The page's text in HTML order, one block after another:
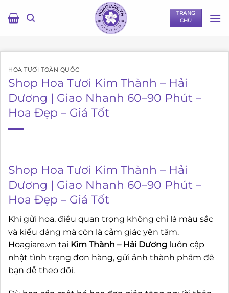
qua
TRANG
CHỦ
HOA TƯƠI TOÀN QUỐC
Shop Hoa Tươi Kim Thành – Hải
Dương | Giao Nhanh 60–90 Phút –
Hoa Đẹp – Giá Tốt
Shop Hoa Tươi Kim Thành – Hải
Dương | Giao Nhanh 60–90 Phút –
Hoa Đẹp – Giá Tốt
Khi gửi hoa, điều quan trọng không chỉ là màu sắc
và kiểu dáng mà còn là cảm giác yên tâm.
Hoagiare.vn tại Kim Thành – Hải Dương luôn cập
nhật tình trạng đơn hàng, gửi ảnh thành phẩm để
bạn dễ theo dõi.